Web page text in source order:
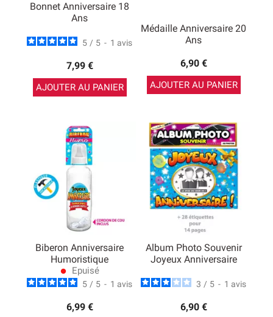
Bonnet Anniversaire 18
Ans
5 / 5 - 1 avis
7,99 €
AJOUTER AU PANIER
Médaille Anniversaire 20
Ans
6,90 €
AJOUTER AU PANIER
Biberon Anniversaire
Humoristique
lens Epuisé
5 / 5 - 1 avis
6,99 €
Album Photo Souvenir
Joyeux Anniversaire
3 / 5 - 1 avis
6,90 €